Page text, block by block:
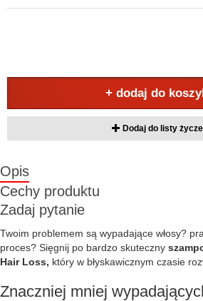
+ dodaj do
Dodaj do listy
Opis
Cechy produktu
Zadaj pytanie
Twoim problemem są wypadające włosy?
proces? Sięgnij po bardzo skuteczny
Hair Loss, który w błyskawicznym czasie
Znaczniej mniej